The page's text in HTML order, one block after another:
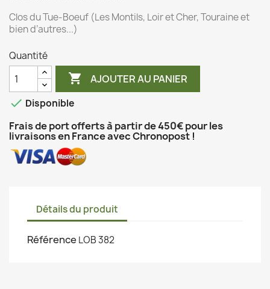
Clos du Tue-Boeuf (Les Montils, Loir et Cher, Touraine et
bien d’autres...)
Quantité
 AJOUTER AU PANIER
 Disponible
Frais de port offerts à partir de 450€ pour les
livraisons en France avec Chronopost !
Détails du produit
Référence LOB 382